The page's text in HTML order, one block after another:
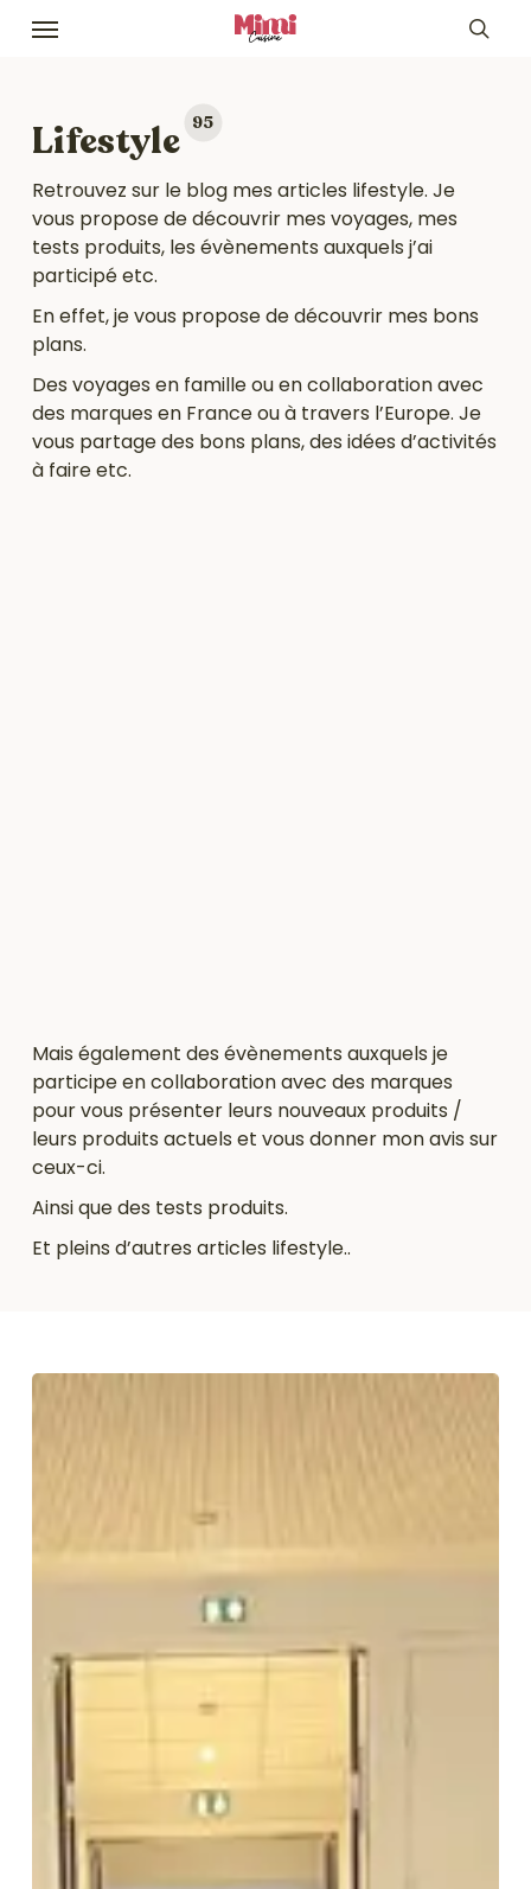
SkipMenu
Lifestyle 95
Retrouvez sur le blog mes articles lifestyle. Je
vous propose de découvrir mes voyages, mes
tests produits, les évènements auxquels j’ai
participé etc.
En effet, je vous propose de découvrir mes bons
plans.
Des voyages en famille ou en collaboration avec
des marques en France ou à travers l’Europe. Je
vous partage des bons plans, des idées d’activités
à faire etc.
Mais également des évènements auxquels je
participe en collaboration avec des marques
pour vous présenter leurs nouveaux produits /
leurs produits actuels et vous donner mon avis sur
ceux-ci.
Ainsi que des tests produits.
Et pleins d’autres articles lifestyle..